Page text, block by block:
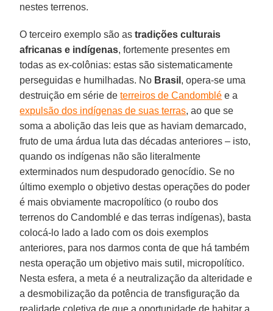
nestes terrenos.
O terceiro exemplo são astradições culturais
africanas e indígenas, fortemente presentes em
todas as ex-colônias: estas são sistematicamente
perseguidas e humilhadas. No Brasil , opera-se uma
destruição em série deterreiros de Candomblé e a
expulsão dos indígenas de suas terras, ao que se
soma a abolição das leis que as haviam demarcado,
fruto de uma árdua luta das décadas anteriores – isto,
quando os indígenas não são literalmente
exterminados num despudorado genocídio. Se no
último exemplo o objetivo destas operações do poder
é mais obviamente macropolítico (o roubo dos
terrenos do Candomblé e das terras indígenas), basta
colocá-lo lado a lado com os dois exemplos
anteriores, para nos darmos conta de que há também
nesta operação um objetivo mais sutil, micropolítico.
Nesta esfera, a meta é a neutralização da alteridade e
a desmobilização da potência de transfiguração da
realidade coletiva de que a oportunidade de habitar a